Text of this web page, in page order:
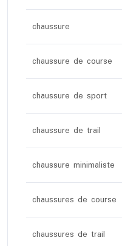
chaussure
chaussure de course
chaussure de sport
chaussure de trail
chaussure minimaliste
chaussures de course
chaussures de trail